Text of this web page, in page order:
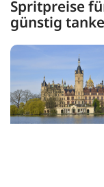
Spritpreise
günstig